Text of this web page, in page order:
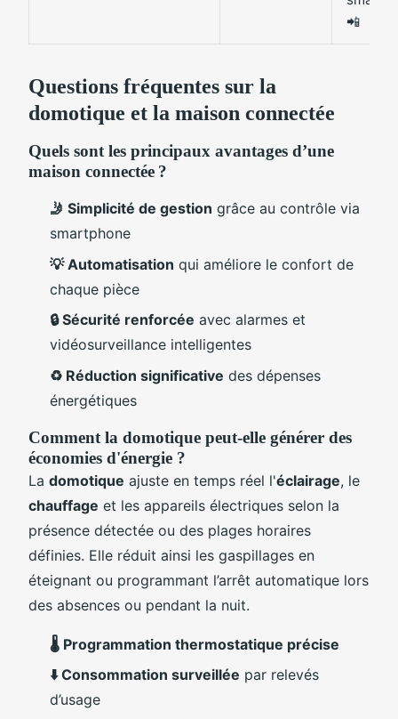
📲
Questions fréquentes sur la
domotique et la maison connectée
Quels sont les principaux avantages d’une
maison connectée ?
🤳 Simplicité de gestion grâce au contrôle via
smartphone
💡 Automatisation qui améliore le confort de
chaque pièce
🔒 Sécurité renforcée avec alarmes et
vidéosurveillance intelligentes
♻️ Réduction significative des dépenses
énergétiques
Comment la domotique peut-elle générer des
économies d'énergie ?
La domotique ajuste en temps réel l'éclairage, le
chauffage et les appareils électriques selon la
présence détectée ou des plages horaires
définies. Elle réduit ainsi les gaspillages en
éteignant ou programmant l’arrêt automatique lors
des absences ou pendant la nuit.
🌡️ Programmation thermostatique précise
⬇️ Consommation surveillée par relevés
d’usage